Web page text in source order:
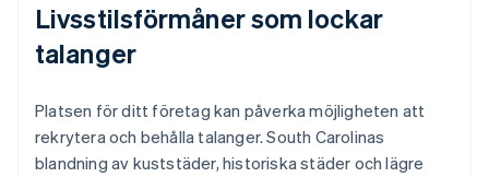
Livsstilsförmåner som lockar
talanger
Platsen för ditt företag kan påverka möjligheten att
rekrytera och behålla talanger. South Carolinas
blandning av kuststäder, historiska städer och lägre